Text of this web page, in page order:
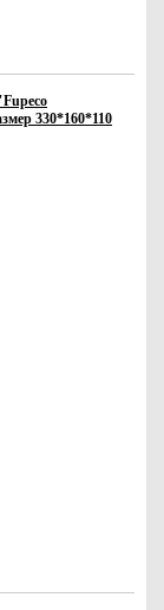
330*160*110